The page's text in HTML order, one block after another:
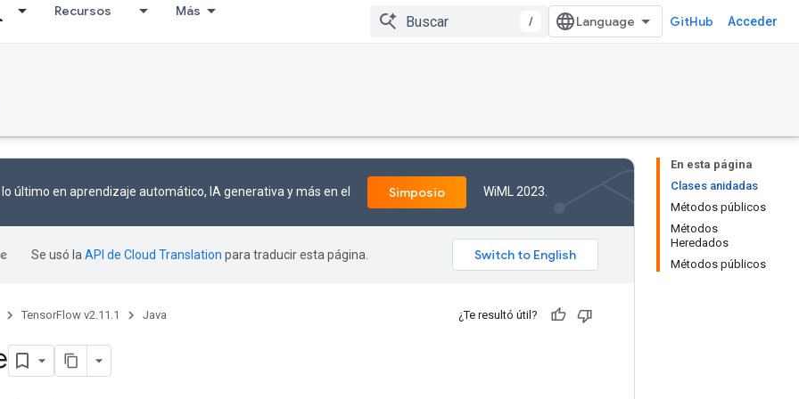
Recursos Más
/ GitHub Acceder
En esta página
Clases anidadas
Métodos públicos
Métodos
Heredados
Métodos públicos
último en aprendizaje automático, IA generativa y más en el Simposio WiML 2023.
Se usó la API de Cloud Translation para traducir esta página.
TensorFlow v2.11.1 Java ¿Te resultó útil?